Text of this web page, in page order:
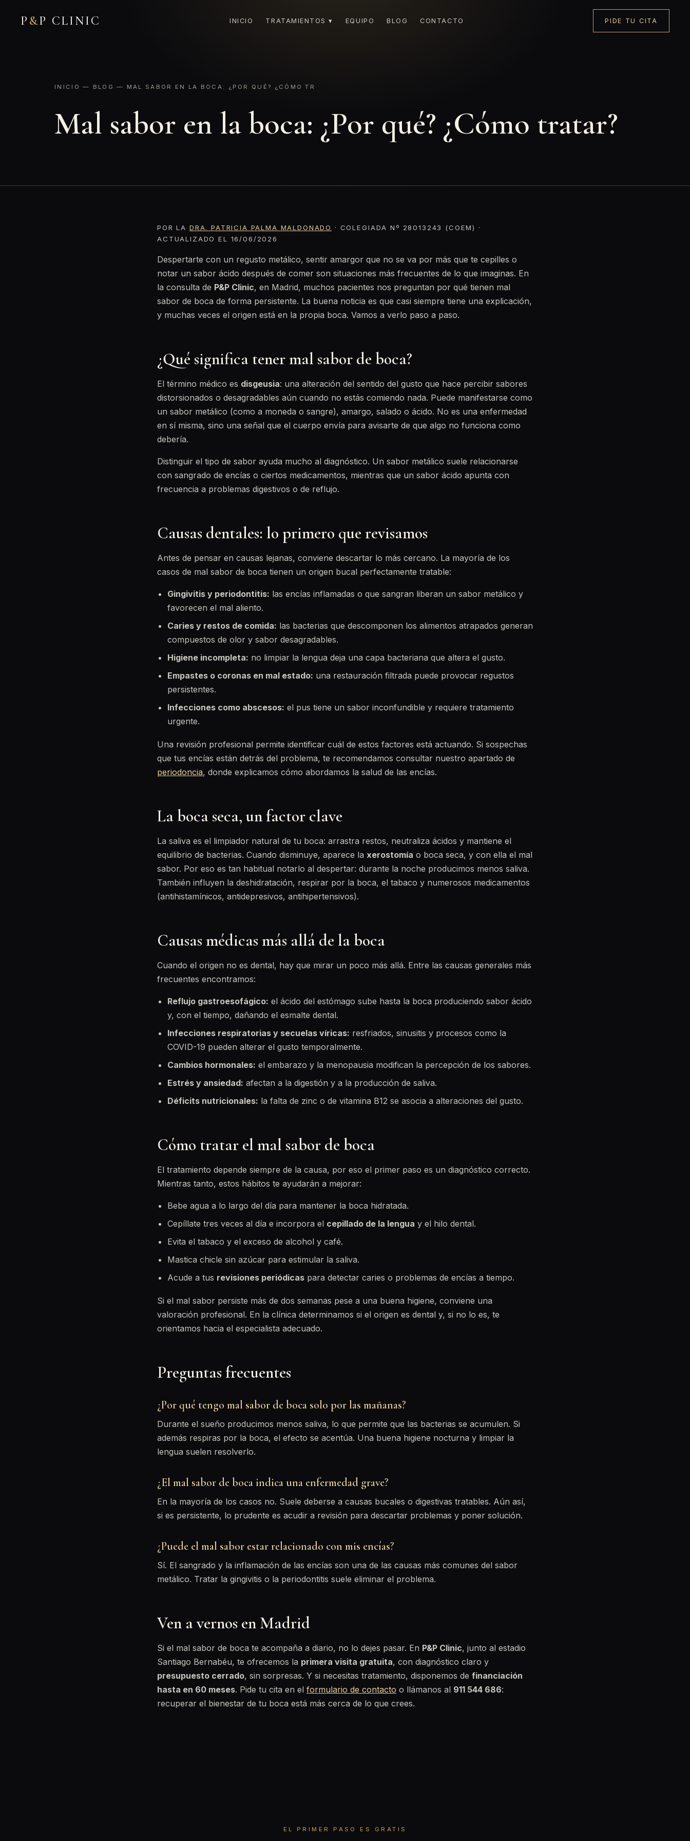
P &P CLINIC INICIO TRATAMIENTOS ▾ EQUIPO BLOG CONTACTO PIDE TU CITA
INICIO — BLOG — MAL SABOR EN LA BOCA: ¿POR QUÉ? ¿CÓMO TR
Mal sabor en la boca: ¿Por qué? ¿Cómo tratar?
POR LA DRA. PATRICIA PALMA MALDONADO
· COLEGIADA Nº 28013243 (COEM) ·
ACTUALIZADO EL 16/06/2026
Despertarte con un regusto metálico, sentir amargor que no se va por más que te cepilles o
notar un sabor ácido después de comer son situaciones más frecuentes de lo que imaginas. En
la consulta de P&P Clinic, en Madrid, muchos pacientes nos preguntan por qué tienen mal
sabor de boca de forma persistente. La buena noticia es que casi siempre tiene una explicación,
y muchas veces el origen está en la propia boca. Vamos a verlo paso a paso.
¿Qué significa tener mal sabor de boca?
El término médico es disgeusia: una alteración del sentido del gusto que hace percibir sabores
distorsionados o desagradables aún cuando no estás comiendo nada. Puede manifestarse como
un sabor metálico (como a moneda o sangre), amargo, salado o ácido. No es una enfermedad
en sí misma, sino una señal que el cuerpo envía para avisarte de que algo no funciona como
debería.
Distinguir el tipo de sabor ayuda mucho al diagnóstico. Un sabor metálico suele relacionarse
con sangrado de encías o ciertos medicamentos, mientras que un sabor ácido apunta con
frecuencia a problemas digestivos o de reflujo.
Causas dentales: lo primero que revisamos
Antes de pensar en causas lejanas, conviene descartar lo más cercano. La mayoría de los
casos de mal sabor de boca tienen un origen bucal perfectamente tratable:
Gingivitis y periodontitis: las encías inflamadas o que sangran liberan un sabor metálico y
favorecen el mal aliento.
Caries y restos de comida: las bacterias que descomponen los alimentos atrapados generan
compuestos de olor y sabor desagradables.
Higiene incompleta: no limpiar la lengua deja una capa bacteriana que altera el gusto.
Empastes o coronas en mal estado: una restauración filtrada puede provocar regustos
persistentes.
Infecciones como abscesos: el pus tiene un sabor inconfundible y requiere tratamiento
urgente.
Una revisión profesional permite identificar cuál de estos factores está actuando. Si sospechas
que tus encías están detrás del problema, te recomendamos consultar nuestro apartado de
periodoncia, donde explicamos cómo abordamos la salud de las encías.
La boca seca, un factor clave
La saliva es el limpiador natural de tu boca: arrastra restos, neutraliza ácidos y mantiene el
equilibrio de bacterias. Cuando disminuye, aparece la xerostomía o boca seca, y con ella el mal
sabor. Por eso es tan habitual notarlo al despertar: durante la noche producimos menos saliva.
También influyen la deshidratación, respirar por la boca, el tabaco y numerosos medicamentos
(antihistamínicos, antidepresivos, antihipertensivos).
Causas médicas más allá de la boca
Cuando el origen no es dental, hay que mirar un poco más allá. Entre las causas generales más
frecuentes encontramos:
Reflujo gastroesofágico: el ácido del estómago sube hasta la boca produciendo sabor ácido
y, con el tiempo, dañando el esmalte dental.
Infecciones respiratorias y secuelas víricas: resfriados, sinusitis y procesos como la
COVID-19 pueden alterar el gusto temporalmente.
Cambios hormonales: el embarazo y la menopausia modifican la percepción de los sabores.
Estrés y ansiedad: afectan a la digestión y a la producción de saliva.
Déficits nutricionales: la falta de zinc o de vitamina B12 se asocia a alteraciones del gusto.
Cómo tratar el mal sabor de boca
El tratamiento depende siempre de la causa, por eso el primer paso es un diagnóstico correcto.
Mientras tanto, estos hábitos te ayudarán a mejorar:
Bebe agua a lo largo del día para mantener la boca hidratada.
Cepíllate tres veces al día e incorpora el cepillado de la lengua y el hilo dental.
Evita el tabaco y el exceso de alcohol y café.
Mastica chicle sin azúcar para estimular la saliva.
Acude a tus revisiones periódicas para detectar caries o problemas de encías a tiempo.
Si el mal sabor persiste más de dos semanas pese a una buena higiene, conviene una
valoración profesional. En la clínica determinamos si el origen es dental y, si no lo es, te
orientamos hacia el especialista adecuado.
Preguntas frecuentes
¿Por qué tengo mal sabor de boca solo por las mañanas?
Durante el sueño producimos menos saliva, lo que permite que las bacterias se acumulen. Si
además respiras por la boca, el efecto se acentúa. Una buena higiene nocturna y limpiar la
lengua suelen resolverlo.
¿El mal sabor de boca indica una enfermedad grave?
En la mayoría de los casos no. Suele deberse a causas bucales o digestivas tratables. Aún así,
si es persistente, lo prudente es acudir a revisión para descartar problemas y poner solución.
¿Puede el mal sabor estar relacionado con mis encías?
Sí. El sangrado y la inflamación de las encías son una de las causas más comunes del sabor
metálico. Tratar la gingivitis o la periodontitis suele eliminar el problema.
Ven a vernos en Madrid
Si el mal sabor de boca te acompaña a diario, no lo dejes pasar. En P&P Clinic, junto al estadio
Santiago Bernabéu, te ofrecemos la primera visita gratuita, con diagnóstico claro y
presupuesto cerrado, sin sorpresas. Y si necesitas tratamiento, disponemos de financiación
hasta en 60 meses. Pide tu cita en el formulario de contacto o llámanos al 911 544 686:
recuperar el bienestar de tu boca está más cerca de lo que crees.
EL PRIMER PASO ES GRATIS